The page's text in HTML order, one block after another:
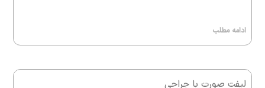
ادامه مطلب
لیفت صورت با جراحی